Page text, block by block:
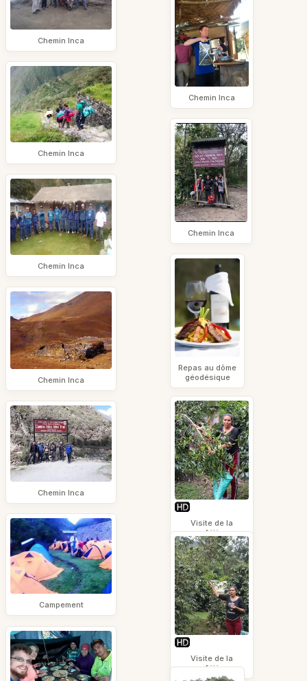
Chemin Inca
Chemin Inca
Chemin Inca
Chemin Inca
Chemin Inca
Campement
Chemin Inca
Chemin Inca
Repas au dôme
géodésique
Visite de la
caféière
Visite de la
caféière